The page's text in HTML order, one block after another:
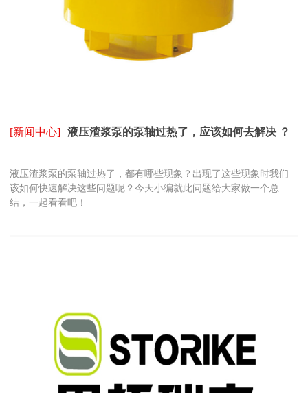
[新闻中心] 液压渣浆泵的泵轴过热了，应该如何去解决 ？
液压渣浆泵的泵轴过热了，都有哪些现象？出现了这些现象时我们
该如何快速解决这些问题呢？今天小编就此问题给大家做一个总
结，一起看看吧！